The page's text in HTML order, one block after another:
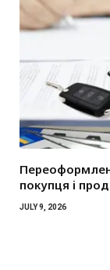
покупця і
JULY 9, 2026